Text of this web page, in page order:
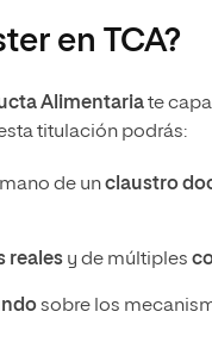
en TCA?
Alimentariate
titulación podrás:
de unclaustro
reales y de múltiples
sobre los